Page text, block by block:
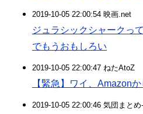
2019-10-05 22:00:54 映画.net
ジュラシックシャークっ
でもうおもしろい
2019-10-05 22:00:47 ねたAtoZ
【緊急】ワイ、Amazon
2019-10-05 22:00:46 気団まと